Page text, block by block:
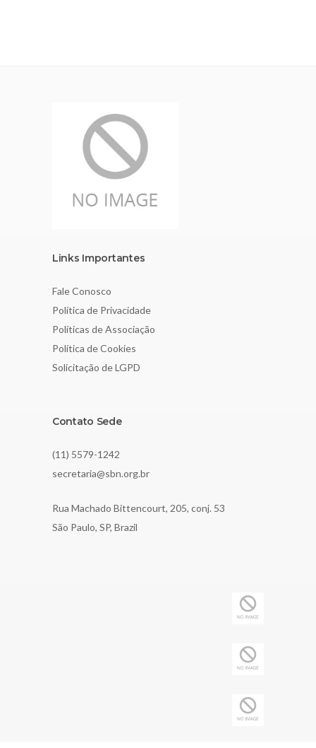
Links Importantes
Fale Conosco
Política de Privacidade
Políticas de Associação
Política de Cookies
Solicitação de LGPD
Contato Sede
(11) 5579-1242
secretaria@sbn.org.br
Rua Machado Bittencourt, 205, conj. 53
São Paulo, SP, Brazil